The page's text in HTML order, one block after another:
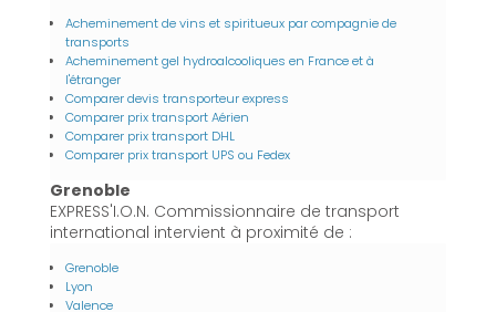
Acheminement de vins et spiritueux par compagnie de
transports
Acheminement gel hydroalcooliques en France et à
l'étranger
Comparer devis transporteur express
Comparer prix transport Aérien
Comparer prix transport DHL
Comparer prix transport UPS ou Fedex
Grenoble
EXPRESS'I.O.N. Commissionnaire de transport
international intervient à proximité de :
Grenoble
Lyon
Valence